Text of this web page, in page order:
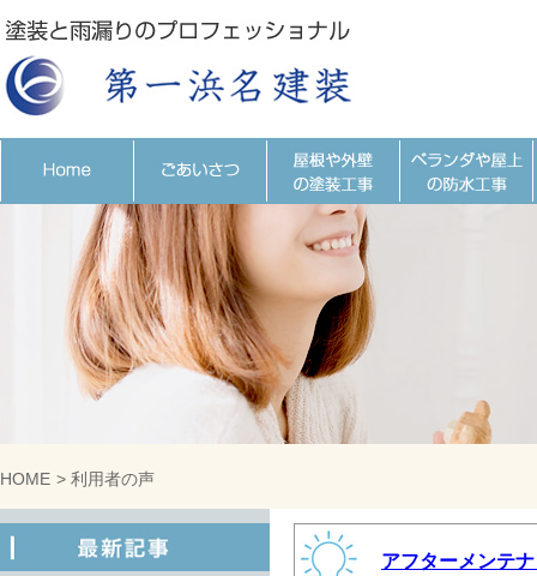
HOME > 利用者の声
アフターメンテ